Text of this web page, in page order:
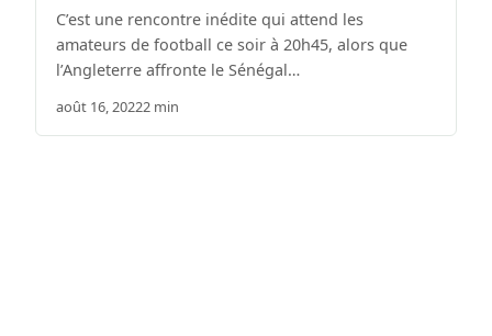
C’est une rencontre inédite qui attend les
amateurs de football ce soir à 20h45, alors que
l’Angleterre affronte le Sénégal…
août 16, 20222 min